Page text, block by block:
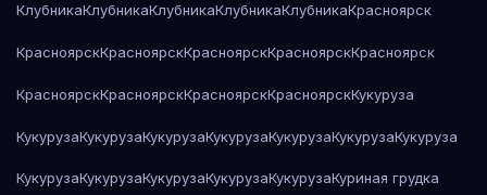
КлубникаКлубникаКлубникаКлубникаКлубникаКрасноярск
КрасноярскКрасноярскКрасноярскКрасноярскКрасноярск
КрасноярскКрасноярскКрасноярскКрасноярскКукуруза
КукурузаКукурузаКукурузаКукурузаКукурузаКукурузаКукуруза
КукурузаКукурузаКукурузаКукурузаКукурузаКуриная грудка